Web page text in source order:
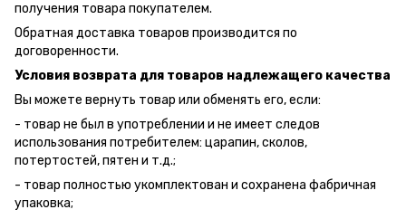
получения товара покупателем.
Обратная доставка товаров производится по
договоренности.
Условия возврата для товаров надлежащего качества
Вы можете вернуть товар или обменять его, если:
- товар не был в употреблении и не имеет следов
использования потребителем: царапин, сколов,
потертостей, пятен и т.д.;
- товар полностью укомплектован и сохранена фабричная
упаковка;